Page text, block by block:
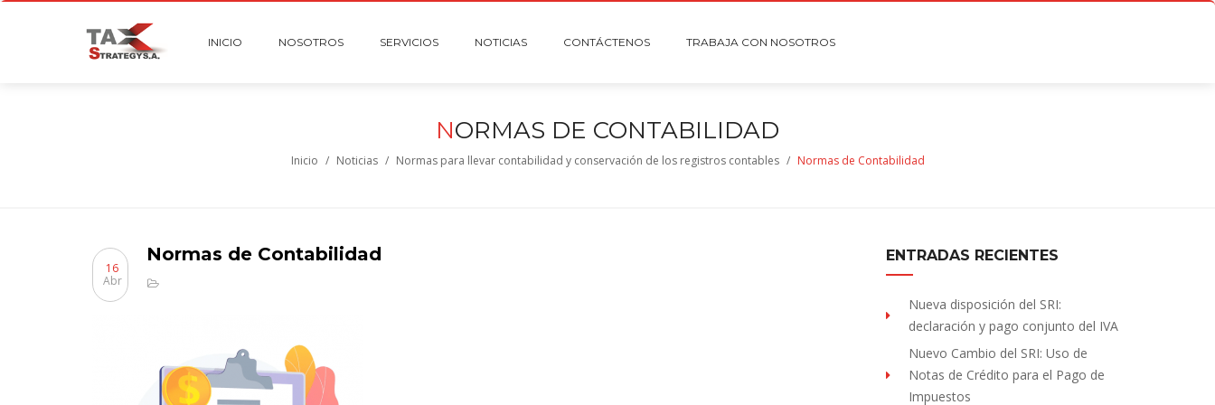
INICIO NOSOTROS SERVICIOS NOTICIAS CONTÁCTENOS TRABAJA CON NOSOTROS
NORMAS DE CONTABILIDAD
Inicio / Noticias / Normas para llevar contabilidad y conservación de los registros contables / Normas de Contabilidad
Normas de Contabilidad
16
Abr
ENTRADAS RECIENTES
Nueva disposición del SRI:
declaración y pago conjunto del IVA
Nuevo Cambio del SRI: Uso de
Notas de Crédito para el Pago de
Impuestos